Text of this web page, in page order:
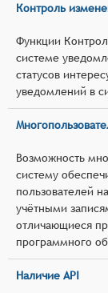
Контроль
Функции
системе
статусов
уведомлений в
Возможность
систему
пользователей
учётными
отличающиеся
программного
Наличие API